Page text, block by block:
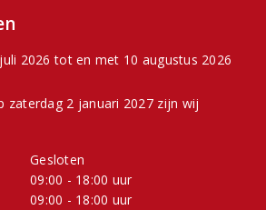
2026 tot en met 10 augustus 2026
zaterdag 2 januari 2027 zijn wij
Gesloten
09:00 - 18:00 uur
09:00 - 18:00 uur